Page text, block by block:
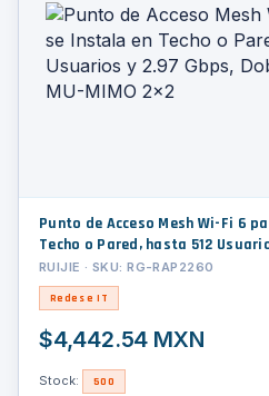
Punto de Acceso Mesh Wi-Fi 6
Techo o Pared, hasta 512
Banda 802.11ax MU-MIMO 2x2
RUIJIE · SKU: RG-RAP2260
Redes e IT
$4,442.54 MXN
Stock: 500